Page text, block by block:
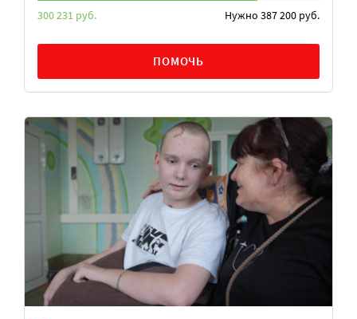
300 231 руб. Нужно 387 200 руб.
ПОМОЧЬ